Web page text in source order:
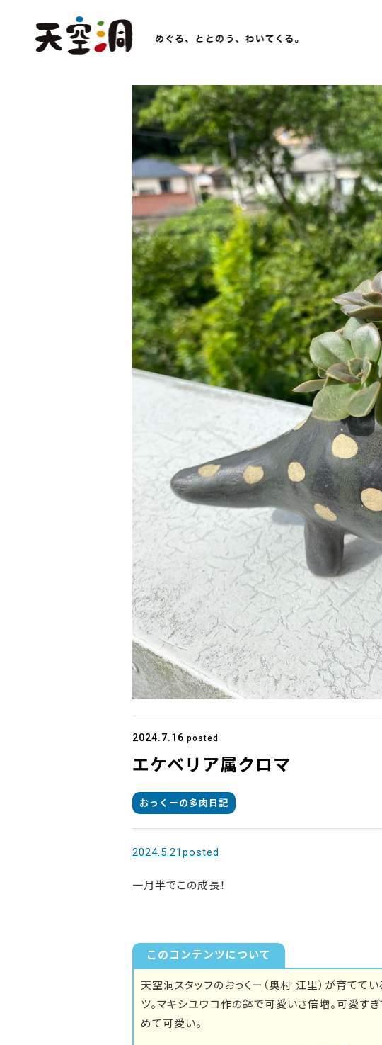
2024.7.16 posted
エケベリア属クロマ
おっくーの多肉日記
2024.5.21posted
一月半でこの成長！
このコンテンツについて
天空洞スタッフのおっくー（奥村 江里）が育てて
ツ。マキシユウコ作の鉢で可愛いさ倍増。可愛す
めて可愛い。